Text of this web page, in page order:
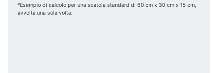
*Esempio di calcolo per una scatola standard di 60 cm x 30 cm x 15 cm,
avvolta una sola volta.